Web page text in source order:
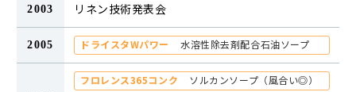
2003 リネン技術発表会
2005 ドライスタWパワー 水溶性除去剤配合石油ソープ
フロレンス365コンク
ソルカンソープ（風合い◎）